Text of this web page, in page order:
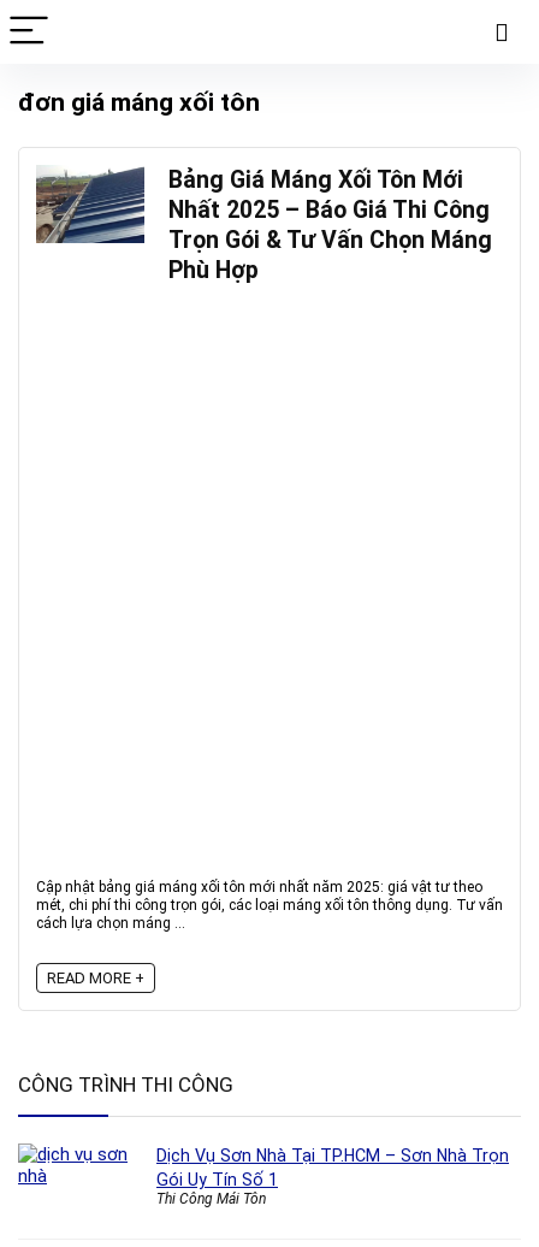
đơn giá máng xối tôn
Bảng Giá Máng Xối Tôn Mới
Nhất 2025 – Báo Giá Thi Công
Trọn Gói & Tư Vấn Chọn Máng
Phù Hợp
Cập nhật bảng giá máng xối tôn mới nhất năm 2025: giá vật tư theo
mét, chi phí thi công trọn gói, các loại máng xối tôn thông dụng. Tư vấn
cách lựa chọn máng ...
READ MORE +
CÔNG TRÌNH THI CÔNG
Dịch Vụ Sơn Nhà Tại TP.HCM – Sơn Nhà Trọn
Gói Uy Tín Số 1
Thi Công Mái Tôn